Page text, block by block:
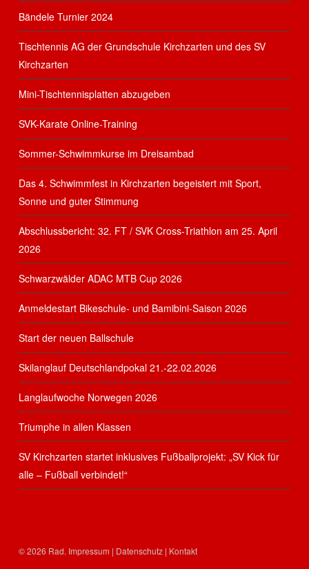
Bändele Turnier 2024
Tischtennis AG der Grundschule Kirchzarten und des SV
Kirchzarten
Mini-Tischtennisplatten abzugeben
SVK-Karate Online-Training
Sommer-Schwimmkurse im Dreisambad
Das 4. Schwimmfest in Kirchzarten begeistert mit Sport,
Sonne und guter Stimmung
Abschlussbericht: 32. FT / SVK Cross-Triathlon am 25. April
2026
Schwarzwälder ADAC MTB Cup 2026
Anmeldestart Bikeschule- und Bamibini-Saison 2026
Start der neuen Ballschule
Skilanglauf Deutschlandpokal 21.-22.02.2026
Langlaufwoche Norwegen 2026
Triumphe in allen Klassen
SV Kirchzarten startet inklusives Fußballprojekt: „SV Kick für
alle – Fußball verbindet!“
© 2026 Rad. Impressum | Datenschutz| Kontakt